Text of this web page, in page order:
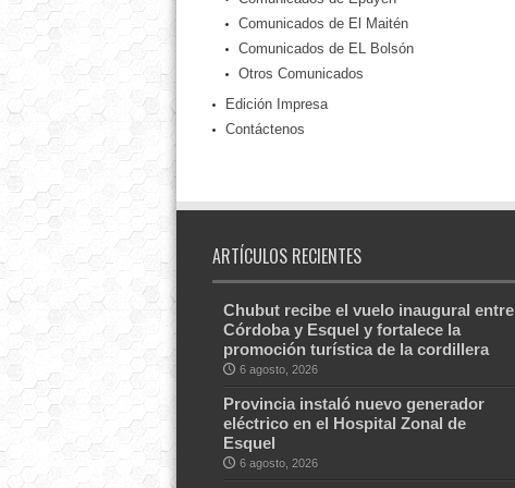
Comunicados de El Maitén
Comunicados de EL Bolsón
Otros Comunicados
Edición Impresa
Contáctenos
ARTÍCULOS RECIENTES
Chubut recibe el vuelo inaugural entre
Córdoba y Esquel y fortalece la
promoción turística de la cordillera
6 agosto, 2026
Provincia instaló nuevo generador
eléctrico en el Hospital Zonal de
Esquel
6 agosto, 2026